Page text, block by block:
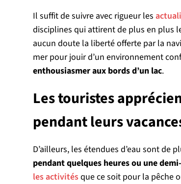
Il suffit de suivre avec rigueur les
disciplines qui attirent de plus en plus
aucun doute la liberté offerte par la
mer pour jouir d’un environnement
enthousiasmer aux bords d’un lac.
Les touristes
pendant leurs
D’ailleurs, les étendues d’eau sont de
pendant quelques heures ou une
les activitésque ce soit pour la pêche